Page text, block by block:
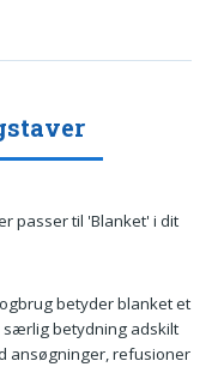
passer til 'Blanket' i dit
betyder blanket et
særlig betydning adskilt
ansøgninger, refusioner